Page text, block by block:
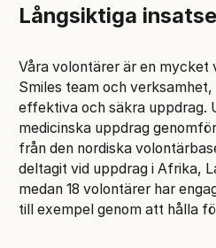
Långsiktiga
Våra volontärer är en mycket
Smiles team och
effektiva och säkra uppdrag.
medicinska uppdrag
från den nordiska
deltagit vid uppdrag i Afrika,
medan 18 volontärer har
till exempel genom att hålla